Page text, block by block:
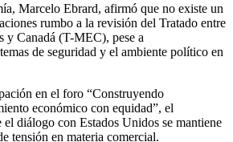
Marcelo Ebrard, afirmó que no existe un
rumbo a la revisión del Tratado entre
y Canadá (T-MEC), pese a
de seguridad y el ambiente político en
en el foro “Construyendo
económico con equidad”, el
diálogo con Estados Unidos se mantiene
tensión en materia comercial.